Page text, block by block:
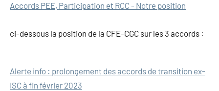
Accords PEE, Participation et RCC - Notre position
ci-dessous la position de la CFE-CGC sur les 3 accords :
Alerte info : prolongement des accords de transition ex-
ISC à fin février 2023